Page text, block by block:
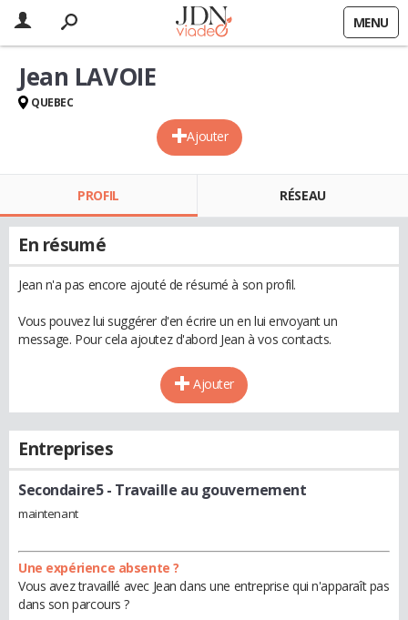
MENU
Ajouter
Jean LAVOIE
QUEBEC
PROFIL RÉSEAU
En résumé
Jean n'a pas encore ajouté de résumé à son profil.
Vous pouvez lui suggérer d'en écrire un en lui envoyant un
message. Pour cela ajoutez d'abord Jean à vos contacts.
Ajouter
Entreprises
Secondaire5- Travaille au gouvernement
maintenant
Une expérience absente ?
Vous avez travaillé avec Jean dans une entreprise qui n'apparaît pas
dans son parcours ?